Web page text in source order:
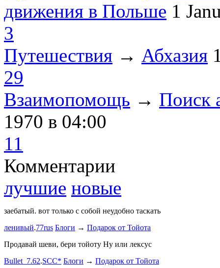
движения в Польше 1
3
Путешествия → Абхазия
29
Взаимопомощь → Поиск
1970 в 04:00
11
Комментарии
лучшие новые
заебатый. вот только с собой неудобно таскать
ленивый.77rus Блоги → Подарок от Тойота
Продавай шеви, бери тойоту Ну или лексус
Bullet_7.62.SCC* Блоги → Подарок от Тойота